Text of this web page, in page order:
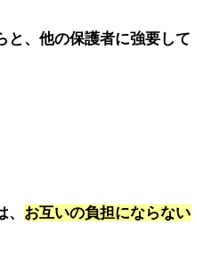
と、他の保護者に強要して
お互いの負担にならない